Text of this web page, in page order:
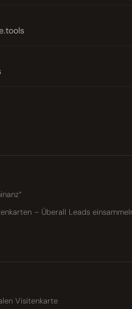
– Überall Leads
Visitenkarte